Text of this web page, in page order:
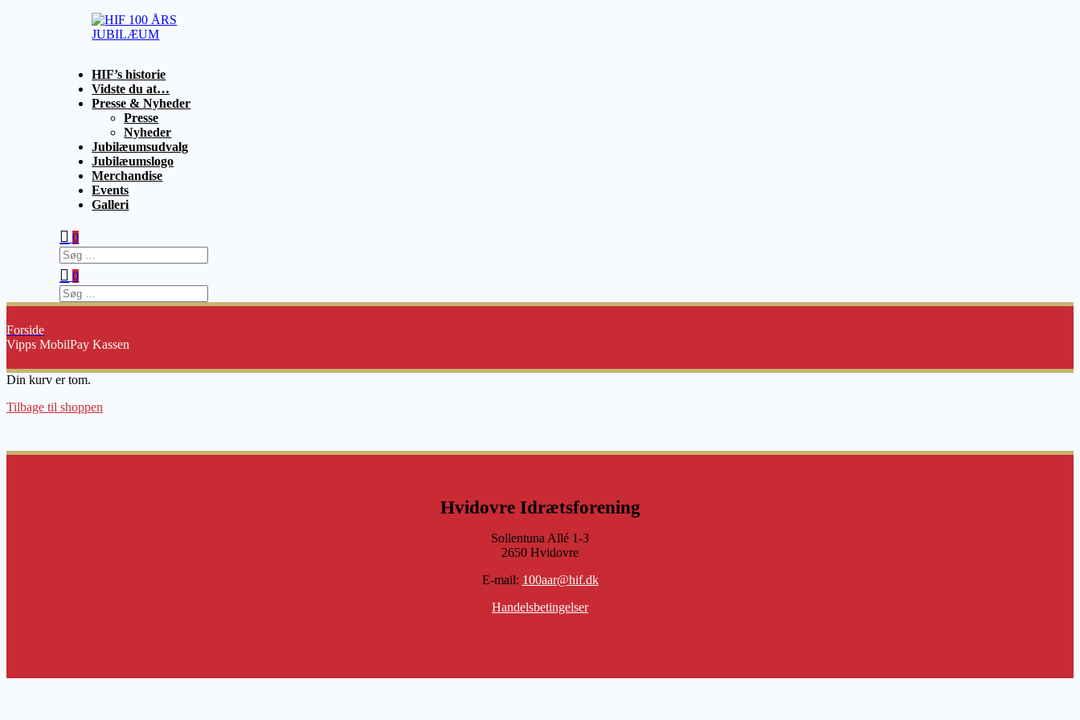
HIF
100
ÅRS
JUBILÆUM
1925
2025
HIF’s historie
Vidste du at…
Presse & Nyheder
Presse
Nyheder
Jubilæumsudvalg
Jubilæumslogo
Merchandise
Events
Galleri
0
Søg
efter:
0
Søg
efter:
Forside
Vipps MobilPay Kassen
Din kurv er tom.
Tilbage til shoppen
Hvidovre Idrætsforening
Sollentuna Allé 1-3
2650 Hvidovre
E-mail: 100aar@hif.dk
Handelsbetingelser